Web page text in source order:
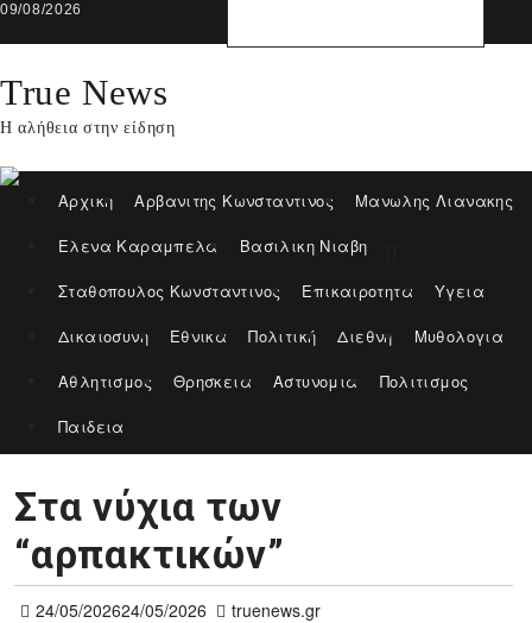
Skip
09/08/2026
True News
Η αλήθεια στην είδηση
Αρχικη Αρβανιτης Κωνσταντινος
Μανωλης Λιανακης
Ελενα Καραμπελα
Βασιλικη Νιαβη
Σταθοπουλος Κωνσταντινος
Επικαιροτητα
Υγεια
Δικαιοσυνη
Εθνικα Πολιτική Διεθνη
Μυθολογια
Αθλητισμος
Θρησκεια Αστυνομια
Πολιτισμος
Παιδεια
Στα νύχια των
“αρπακτικών”
24/05/202624/05/2026 truenews.gr